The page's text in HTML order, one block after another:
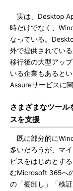
実は、Desktop
時だけでなく、
なっている。
外で提供されてい
移行後の大型アッ
いる企業もあると
Assureサービスに
さまざまなツール
スを支援
既に部分的に
多いだろうが、マ
ビスをはじめとす
むMicrosoft 365へ
の「棚卸し」「検